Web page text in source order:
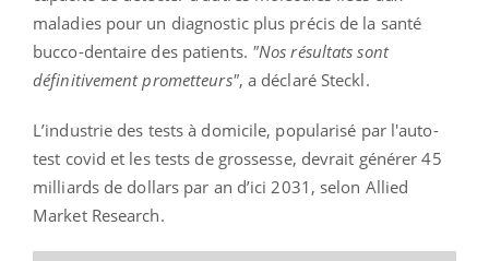
maladies pour un diagnostic plus précis de la santé
bucco-dentaire des patients. "Nos résultats sont
définitivement prometteurs", a déclaré Steckl.
L’industrie des tests à domicile, popularisé par l'auto-
test covid et les tests de grossesse, devrait générer 45
milliards de dollars par an d’ici 2031, selon Allied
Market Research.